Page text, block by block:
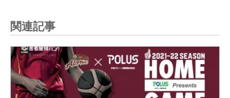
関連記事